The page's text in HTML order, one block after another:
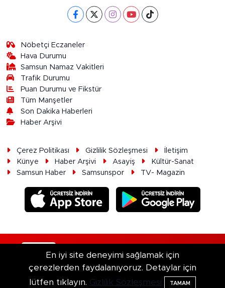
Nöbetçi Eczaneler
Hava Durumu
Samsun Namaz Vakitleri
Trafik Durumu
Puan Durumu ve Fikstür
Tüm Manşetler
Son Dakika Haberleri
Haber Arşivi
Çerez Politikası Gizlilik Sözleşmesi
İletişim
Künye
Haber Arşivi Asayiş
Kültür-Sanat
Samsun Haber
Samsunspor TV- Magazin
Haber Yazılımı:TE Bilişim
En iyi site deneyimi sağlamak için
çerezlerden faydalanıyoruz. Detaylar için
lütfen tıklayın. Gizlilik Sözleşmesi TAMAM